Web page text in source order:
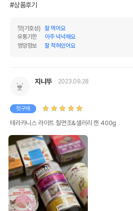
#상품후기
맛(기호성)
잘 먹어요
유통기한
아주 넉넉해요
영양정보
잘 적혀있어요
지니뚜 2023.09.28
첫구매
테라카니스 라이트 칠면조&샐러리 캔 400g